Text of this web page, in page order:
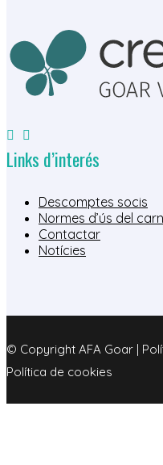
Links d’interés
Descomptes socis
Normes d’ús del
Contactar
Notícies
© Copyright AFA Goar |
Política de cookies